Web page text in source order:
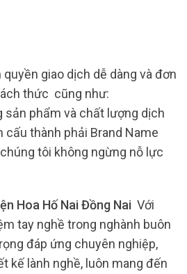
giao dịch dễ dàng và đơn
thức cũng như:
sản phẩm và chất lượng dịch
cấu thành phải Brand Name
tôi không ngừng nỗ lực
Hoa Hố Nai Đồng Nai Với
tay nghề trong nghành buôn
đáp ứng chuyên nghiệp,
kế lành nghề, luôn mang đến